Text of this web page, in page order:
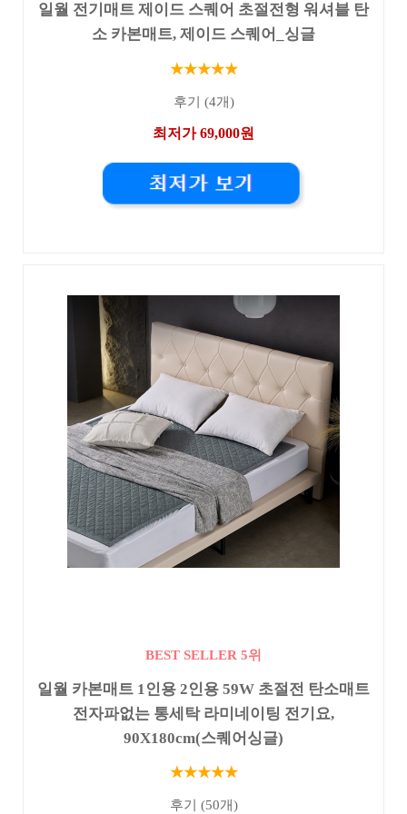
일월 전기매트 제이드 스퀘어 초절전형 워셔블 탄
소 카본매트, 제이드 스퀘어_싱글
★★★★★
후기 (4개)
최저가 69,000원
BEST SELLER 5위
일월 카본매트 1인용 2인용 59W 초절전 탄소매트
전자파없는 통세탁 라미네이팅 전기요,
90X180cm(스퀘어싱글)
★★★★★
후기 (50개)